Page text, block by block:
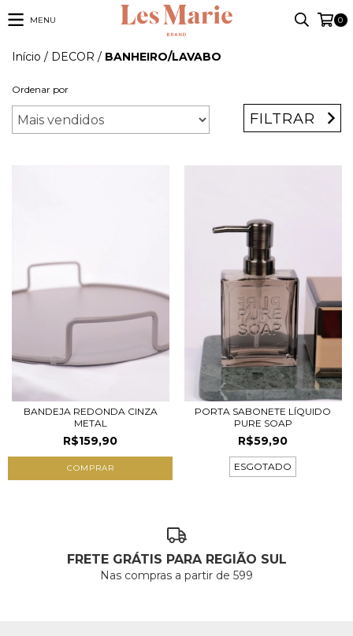
MENU 0
Início / DECOR / BANHEIRO/LAVABO
Ordenar por
FILTRAR
BANDEJA REDONDA CINZA
METAL
R$159,90
COMPRAR
PORTA SABONETE LÍQUIDO
PURE SOAP
R$59,90
ESGOTADO
FRETE GRÁTIS PARA REGIÃO SUL
Nas compras a partir de 599